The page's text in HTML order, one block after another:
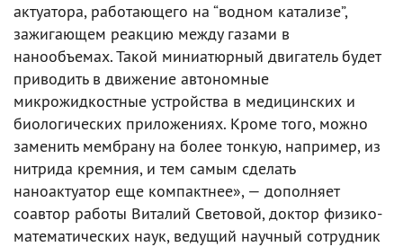
актуатора, работающего на “водном катализе”,
зажигающем реакцию между газами в
нанообъемах. Такой миниатюрный двигатель будет
приводить в движение автономные
микрожидкостные устройства в медицинских и
биологических приложениях. Кроме того, можно
заменить мембрану на более тонкую, например, из
нитрида кремния, и тем самым сделать
наноактуатор еще компактнее», — дополняет
соавтор работы Виталий Световой, доктор физико-
математических наук, ведущий научный сотрудник